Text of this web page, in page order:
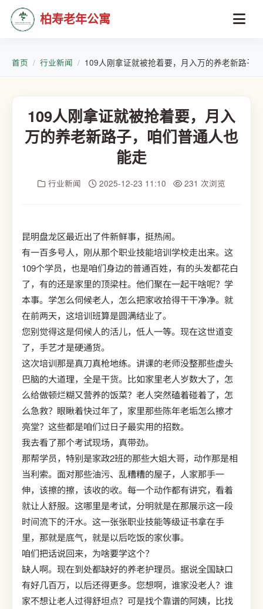
柏寿老年公寓
首页 行业新闻 109人刚拿证就被抢着要，月入万的养老新路子
109人刚拿证就被抢着要，月入
万的养老新路子，咱们普通人也
能走
行业新闻 2025-12-23 11:10 231 次浏览
昆明盘龙区最近出了件新鲜事，挺热闹。
有一百多号人，刚从那个职业技能培训学校走出来。这
109个学员，也是咱们身边的普通百姓，有的头发都花白
了，有的还是家里的顶梁柱。他们聚在一起干啥呢？学
本事。学怎么伺候老人，怎么把家收拾得干干净净。就
在前两天，这培训班算是圆满结业了。
您别觉得这是伺候人的活儿，低人一等。现在这世道变
了，手艺才是硬通货。
这次培训那是真刀真枪地练。讲课的老师没整那些虚头
巴脑的大道理，全是干货。比如家里老人岁数大了，怎
么给做顿烂糊又营养的饭菜？老人突然磕着碰着了，怎
么急救？眼瞅着快过年了，家里那些陈年老垢怎么擦才
亮堂？这些都是咱们过日子最实用的招数。
我去看了那个考试现场，真带劲。
那帮学员，特别是家政2班的那些大姐大哥，动作那是相
当利索。面对那些油污、乱糟糟的屋子，人家那手一
伸，该擦的擦，该收的收。每一个动作都有讲究，看着
就让人舒服。这哪里是考试，分明就是在那展示这一段
时间流下的汗水。这一张张职业技能等级证书拿在手
里，那就是底气，就是以后吃饭的家伙事。
咱们把话说回来，为啥要学这个？
缺人啊。现在到处都缺好的养老护理员。据说全国缺口
有好几百万，以后还得更多。您想啊，谁家没老人？谁
家不想让老人过得舒坦点？可是找个靠谱的阿姨，比找